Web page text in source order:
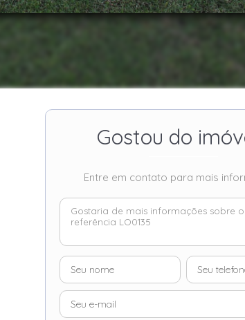
Gostou do
Entre em contato para mais